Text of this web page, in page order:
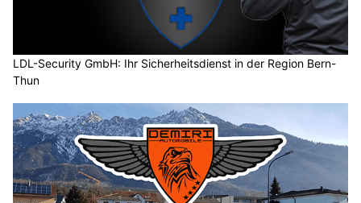
LDL-Security GmbH: Ihr Sicherheitsdienst in der Region Bern-
Thun